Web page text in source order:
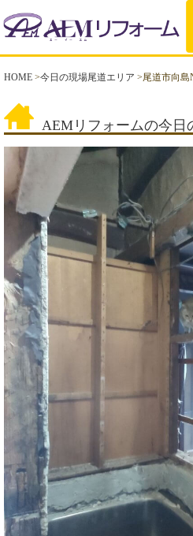
HOME >今日の現場尾道エリア >尾道市向島
AEMリフォームの今日